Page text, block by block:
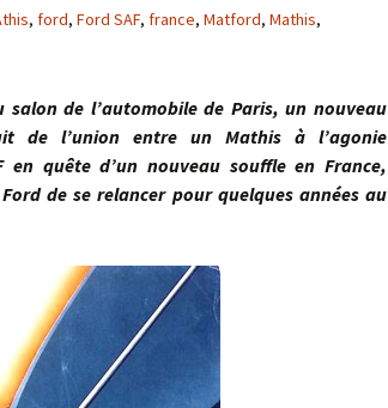
, ford, Ford SAF, france, Matford, Mathis,
de l’automobile de Paris, un nouveau
de l’union entre un Mathis à l’agonie
quête d’un nouveau souffle en France,
de se relancer pour quelques années au